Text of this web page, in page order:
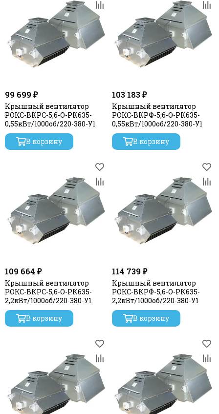
99 699 ₽
Крышный вентилятор
РОКС-ВКРС-5,6-О-РК635-
0,55кВт/1000об/220-380-У1
В корзину
103 183 ₽
Крышный вентилятор
РОКС-ВКРФ-5,6-О-РК635-
0,55кВт/1000об/220-380-У1
В корзину
109 664 ₽
Крышный вентилятор
РОКС-ВКРС-5,6-О-РК635-
2,2кВт/1000об/220-380-У1
В корзину
114 739 ₽
Крышный вентилятор
РОКС-ВКРФ-5,6-О-РК635-
2,2кВт/1000об/220-380-У1
В корзину